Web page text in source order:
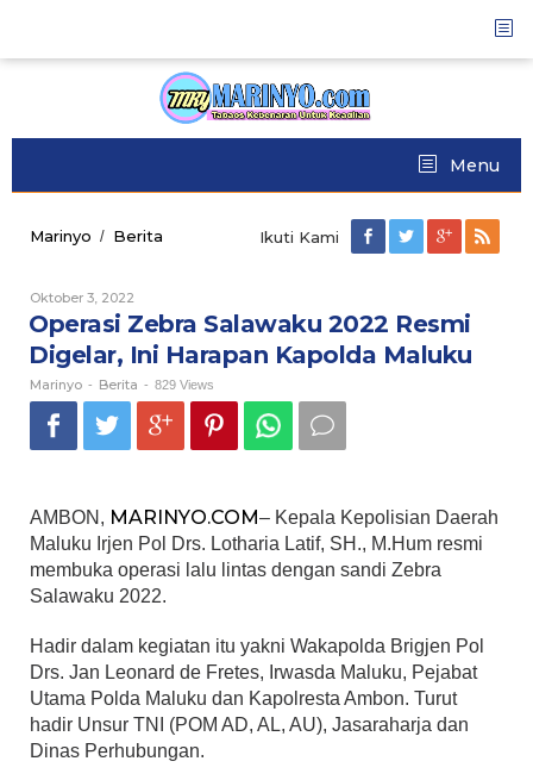
content
Menu
Marinyo / Berita
Resmi
Digelar,
Ini
Harapan
Kapolda
Maluku
Ikuti Kami
Oktober 3, 2022
Marinyo
Operasi Zebra Salawaku 2022 Resmi
Digelar, Ini Harapan Kapolda Maluku
Marinyo - Berita - 829 Views
AMBON, MARINYO.COM– Kepala Kepolisian Daerah
Maluku Irjen Pol Drs. Lotharia Latif, SH., M.Hum resmi
membuka operasi lalu lintas dengan sandi Zebra
Salawaku 2022.
Hadir dalam kegiatan itu yakni Wakapolda Brigjen Pol
Drs. Jan Leonard de Fretes, Irwasda Maluku, Pejabat
Utama Polda Maluku dan Kapolresta Ambon. Turut
hadir Unsur TNI (POM AD, AL, AU), Jasaraharja dan
Dinas Perhubungan.